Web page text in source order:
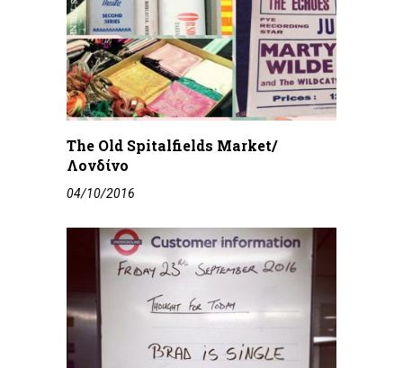
The Old Spitalfields Market/
Λονδίνο
04/10/2016